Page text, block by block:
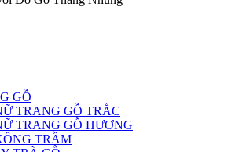
GỖ
TRANG GỖ TRẮC
TRANG GỖ HƯƠNG
TRẦM